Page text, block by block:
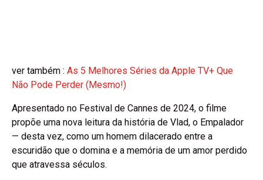
ver também : As 5 Melhores Séries da Apple TV+ Que
Não Pode Perder (Mesmo!)
Apresentado no Festival de Cannes de 2024, o filme
propõe uma nova leitura da história de Vlad, o Empalador
— desta vez, como um homem dilacerado entre a
escuridão que o domina e a memória de um amor perdido
que atravessa séculos.